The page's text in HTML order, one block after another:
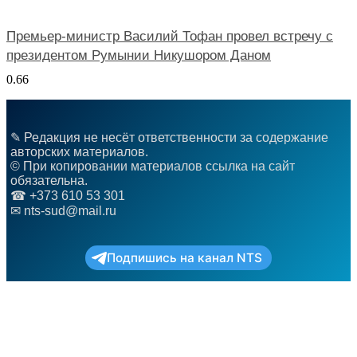
Премьер-министр Василий Тофан провел встречу с
президентом Румынии Никушором Даном
✎ Редакция не несёт ответственности за содержание
авторских материалов.
© При копировании материалов ссылка на сайт
обязательна.
☎︎ +373 610 53 301
✉ nts-sud@mail.ru
Подпишись на канал NTS